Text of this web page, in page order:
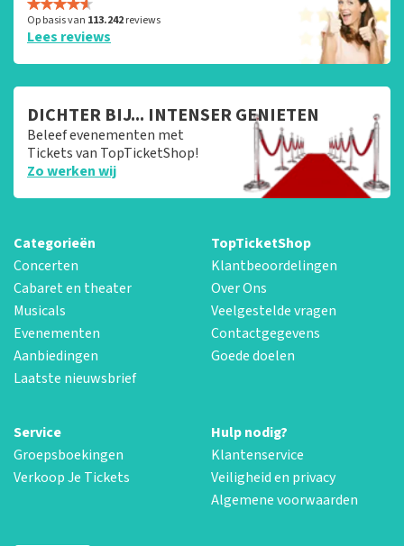
Op basis van 113.242reviews
Lees reviews
DICHTER BIJ... INTENSER GENIETEN
Beleef evenementen met
Tickets van TopTicketShop!
Zo werken wij
Categorieën
Concerten
Cabaret en theater
Musicals
Evenementen
Aanbiedingen
Laatste nieuwsbrief
TopTicketShop
Klantbeoordelingen
Over Ons
Veelgestelde vragen
Contactgegevens
Goede doelen
Service
Groepsboekingen
Verkoop Je Tickets
Hulp nodig?
Klantenservice
Veiligheid en privacy
Algemene voorwaarden